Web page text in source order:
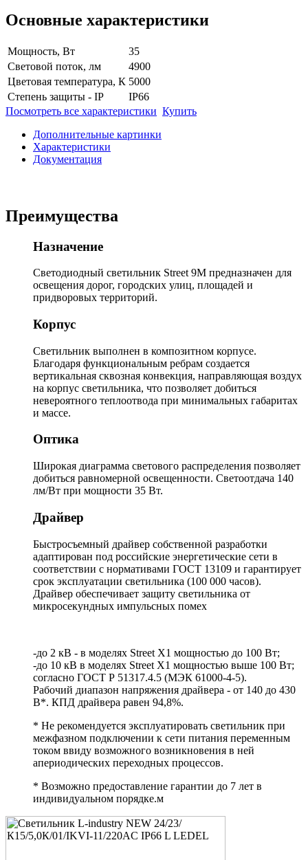
Основные характеристики
Мощность, Вт
35
Световой поток, лм
4900
Цветовая температура, К 5000
Степень защиты - IP
IP66
Посмотреть все характеристики Купить
Дополнительные картинки
Характеристики
Документация
Преимущества
Назначение
Светодиодный светильник Street 9M предназначен для
освещения дорог, городских улиц, площадей и
придворовых территорий.
Корпус
Светильник выполнен в композитном корпусе.
Благодаря функциональным ребрам создается
вертикальная сквозная конвекция, направляющая воздух
на корпус светильника, что позволяет добиться
невероятного теплоотвода при минимальных габаритах
и массе.
Оптика
Широкая диаграмма светового распределения позволяет
добиться равномерной освещенности. Светоотдача 140
лм/Вт при мощности 35 Вт.
Драйвер
Быстросъемный драйвер собственной разработки
адаптирован под российские энергетические сети в
соответствии с нормативами ГОСТ 13109 и гарантирует
срок эксплуатации светильника (100 000 часов).
Драйвер обеспечивает защиту светильника от
микросекундных импульсных помех
-до 2 кВ - в моделях Street X1 мощностью до 100 Вт;
-до 10 кВ в моделях Street X1 мощностью выше 100 Вт;
согласно ГОСТ Р 51317.4.5 (МЭК 61000-4-5).
Рабочий диапазон напряжения драйвера - от 140 до 430
В*. КПД драйвера равен 94,8%.
* Не рекомендуется эксплуатировать светильник при
межфазном подключении к сети питания переменным
током ввиду возможного возникновения в ней
апериодических переходных процессов.
* Возможно предоставление гарантии до 7 лет в
индивидуальном порядке.м